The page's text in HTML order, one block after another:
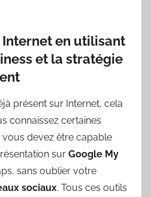
en utilisant
et la stratégie
présent sur Internet, cela
connaissez certaines
vous devez être capable
sur Google My
sans oublier votre
sociaux. Tous ces outils